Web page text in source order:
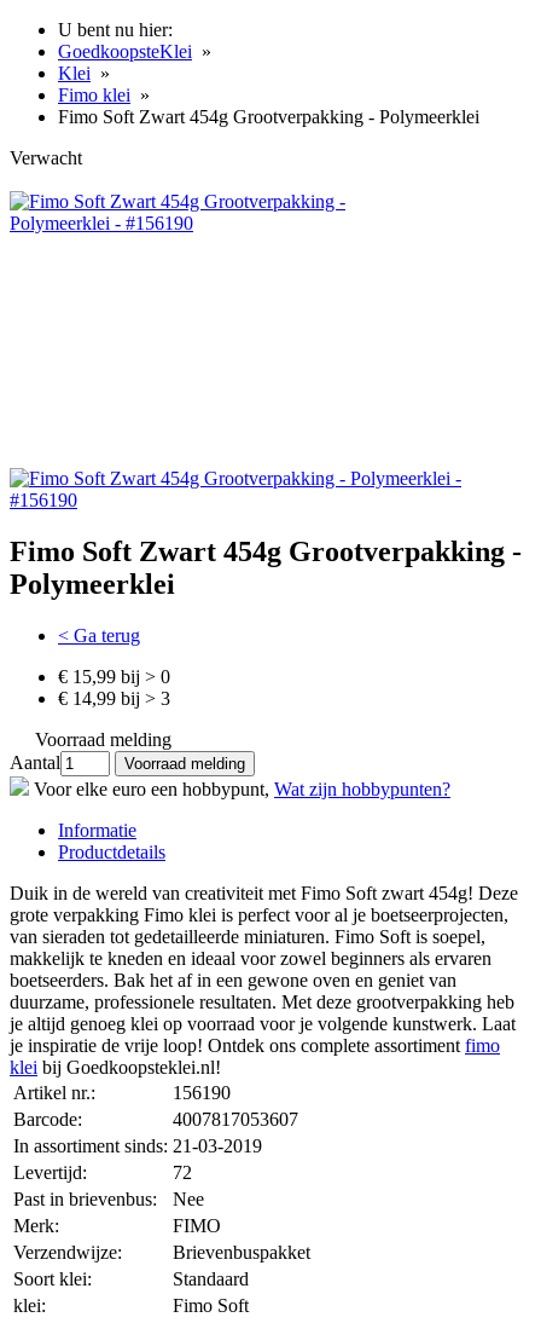
U bent nu hier:
GoedkoopsteKlei »
Klei »
Fimo klei »
Fimo Soft Zwart 454g Grootverpakking - Polymeerklei
Verwacht
Fimo Soft Zwart 454g Grootverpakking -
Polymeerklei
< Ga terug
€ 15,99 bij > 0
€ 14,99 bij > 3
Voorraad melding
Aantal
Voor elke euro een hobbypunt, Wat zijn hobbypunten?
Informatie
Productdetails
Duik in de wereld van creativiteit met Fimo Soft zwart 454g! Deze
grote verpakking Fimo klei is perfect voor al je boetseerprojecten,
van sieraden tot gedetailleerde miniaturen. Fimo Soft is soepel,
makkelijk te kneden en ideaal voor zowel beginners als ervaren
boetseerders. Bak het af in een gewone oven en geniet van
duurzame, professionele resultaten. Met deze grootverpakking heb
je altijd genoeg klei op voorraad voor je volgende kunstwerk. Laat
je inspiratie de vrije loop! Ontdek ons complete assortiment fimo
klei bij Goedkoopsteklei.nl!
Artikel nr.:
156190
Barcode:
4007817053607
In assortiment sinds: 21-03-2019
Levertijd:
72
Past in brievenbus:
Nee
Merk:
FIMO
Verzendwijze:
Brievenbuspakket
Soort klei:
Standaard
klei:
Fimo Soft